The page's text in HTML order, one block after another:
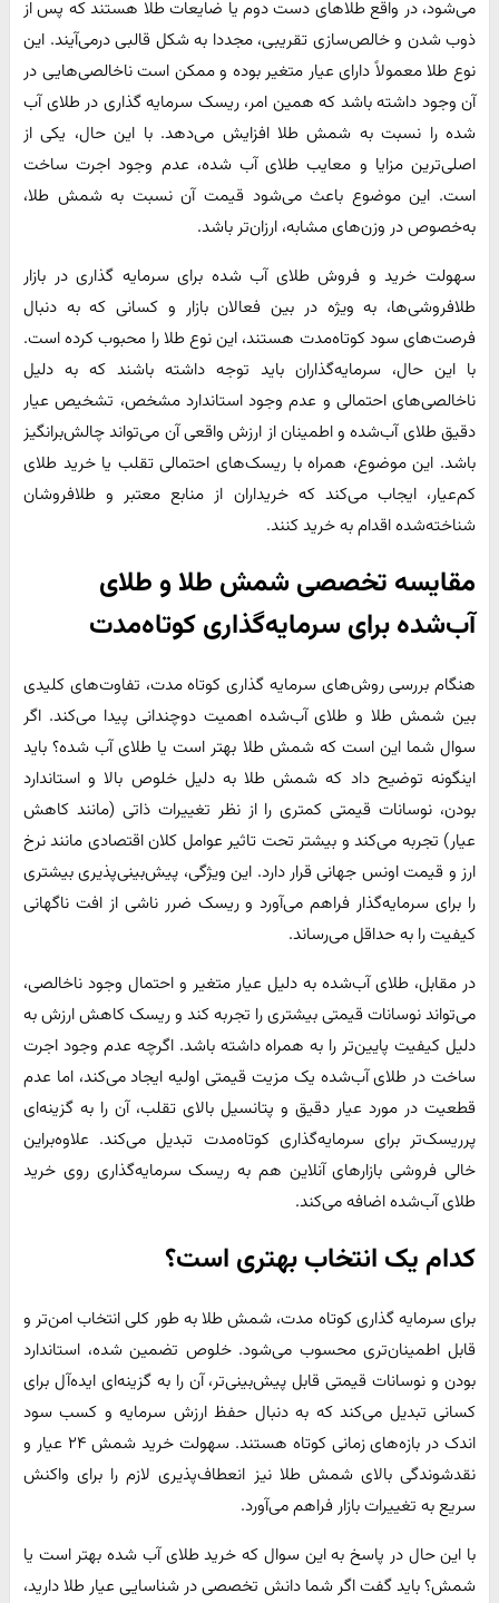
می‌شود، در واقع طلاهای دست دوم یا ضایعات طلا هستند که پس از
ذوب شدن و خالص‌سازی تقریبی، مجددا به شکل قالبی درمی‌آیند. این
نوع طلا معمولاً دارای عیار متغیر بوده و ممکن است ناخالصی‌هایی در
آن وجود داشته باشد که همین امر، ریسک سرمایه گذاری در طلای آب
شده را نسبت به شمش طلا افزایش می‌دهد. با این حال، یکی از
اصلی‌ترین مزایا و معایب طلای آب شده، عدم وجود اجرت ساخت
است. این موضوع باعث می‌شود قیمت آن نسبت به شمش طلا،
به‌خصوص در وزن‌های مشابه، ارزان‌تر باشد.
سهولت خرید و فروش طلای آب شده برای سرمایه گذاری در بازار
طلافروشی‌ها، به ویژه در بین فعالان بازار و کسانی که به دنبال
فرصت‌های سود کوتاه‌مدت هستند، این نوع طلا را محبوب کرده است.
با این حال، سرمایه‌گذاران باید توجه داشته باشند که به دلیل
ناخالصی‌های احتمالی و عدم وجود استاندارد مشخص، تشخیص عیار
دقیق طلای آب‌شده و اطمینان از ارزش واقعی آن می‌تواند چالش‌برانگیز
باشد. این موضوع، همراه با ریسک‌های احتمالی تقلب یا خرید طلای
کم‌عیار، ایجاب می‌کند که خریداران از منابع معتبر و طلافروشان
شناخته‌شده اقدام به خرید کنند.
مقایسه تخصصی شمش طلا و طلای
آب‌شده برای سرمایه‌گذاری کوتاه‌مدت
هنگام بررسی روش‌های سرمایه گذاری کوتاه مدت، تفاوت‌های کلیدی
بین شمش طلا و طلای آب‌شده اهمیت دوچندانی پیدا می‌کند. اگر
سوال شما این است که شمش طلا بهتر است یا طلای آب شده؟ باید
اینگونه توضیح داد که شمش طلا به دلیل خلوص بالا و استاندارد
بودن، نوسانات قیمتی کمتری را از نظر تغییرات ذاتی (مانند کاهش
عیار) تجربه می‌کند و بیشتر تحت تاثیر عوامل کلان اقتصادی مانند نرخ
ارز و قیمت اونس جهانی قرار دارد. این ویژگی، پیش‌بینی‌پذیری بیشتری
را برای سرمایه‌گذار فراهم می‌آورد و ریسک ضرر ناشی از افت ناگهانی
کیفیت را به حداقل می‌رساند.
در مقابل، طلای آب‌شده به دلیل عیار متغیر و احتمال وجود ناخالصی،
می‌تواند نوسانات قیمتی بیشتری را تجربه کند و ریسک کاهش ارزش به
دلیل کیفیت پایین‌تر را به همراه داشته باشد. اگرچه عدم وجود اجرت
ساخت در طلای آب‌شده یک مزیت قیمتی اولیه ایجاد می‌کند، اما عدم
قطعیت در مورد عیار دقیق و پتانسیل بالای تقلب، آن را به گزینه‌ای
پرریسک‌تر برای سرمایه‌گذاری کوتاه‌مدت تبدیل می‌کند. علاوه‌براین
خالی فروشی بازارهای آنلاین هم به ریسک سرمایه‌گذاری روی خرید
طلای آب‌شده اضافه می‌کند.
کدام یک انتخاب بهتری است؟
برای سرمایه گذاری کوتاه مدت، شمش طلا به طور کلی انتخاب امن‌تر و
قابل اطمینان‌تری محسوب می‌شود. خلوص تضمین شده، استاندارد
بودن و نوسانات قیمتی قابل پیش‌بینی‌تر، آن را به گزینه‌ای ایده‌آل برای
کسانی تبدیل می‌کند که به دنبال حفظ ارزش سرمایه و کسب سود
اندک در بازه‌های زمانی کوتاه هستند. سهولت خرید شمش ۲۴ عیار و
نقدشوندگی بالای شمش طلا نیز انعطاف‌پذیری لازم را برای واکنش
سریع به تغییرات بازار فراهم می‌آورد.
با این حال در پاسخ به این سوال که خرید طلای آب شده بهتر است یا
شمش؟ باید گفت اگر شما دانش تخصصی در شناسایی عیار طلا دارید،